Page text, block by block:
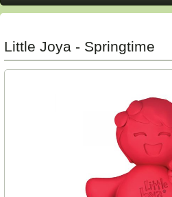
Little Joya - Springtime